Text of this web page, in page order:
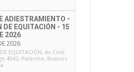
ADIESTRAMIENTO -
DE EQUITACIÓN - 15
2026
2026
EQUITACIÓN, Av Cnel
4045, Palermo, Buenos